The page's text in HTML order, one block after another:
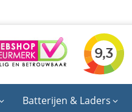
Batterijen & Laders